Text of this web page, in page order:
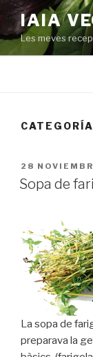
Saltar
contenido
IAIA
Les meves
PUBLICADO
EL
28
Sopa de
La sopa de
preparava la